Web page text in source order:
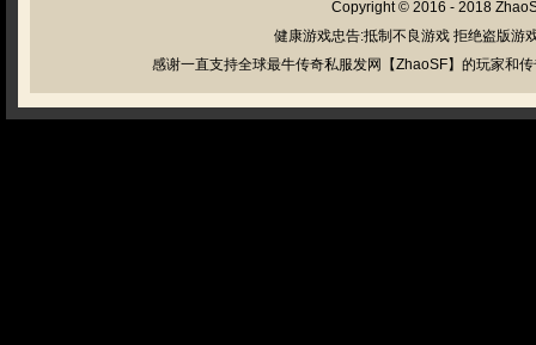
Copyright © 2016 - 2018
健康游戏忠告:抵制不良游戏 拒绝盗版游
感谢一直支持全球最牛传奇私服发网【ZhaoSF】的玩家和